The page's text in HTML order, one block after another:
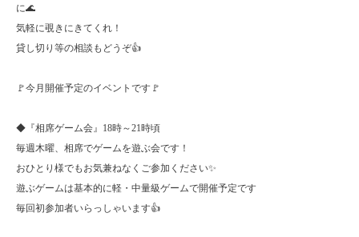
に🌊
気軽に覗きにきてくれ！
貸し切り等の相談もどうぞ👍
🚩今月開催予定のイベントです🚩
◆『相席ゲーム会』18時～21時頃
毎週木曜、相席でゲームを遊ぶ会です！
おひとり様でもお気兼ねなくご参加ください✨
遊ぶゲームは基本的に軽・中量級ゲームで開催予定です
毎回初参加者いらっしゃいます👍